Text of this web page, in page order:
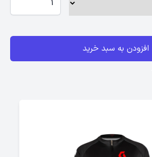
افزودن به سبد خرید